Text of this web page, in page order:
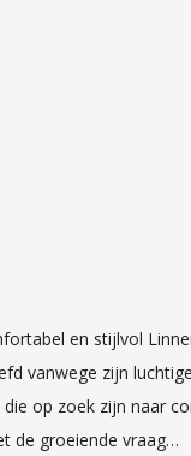
en stijlvol
vanwege zijn
op zoek zijn naar
de groeiende vraag…